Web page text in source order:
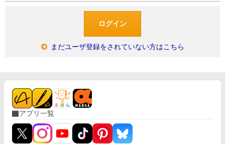
まだユーザ登録をされていない方はこちら
アプリ一覧